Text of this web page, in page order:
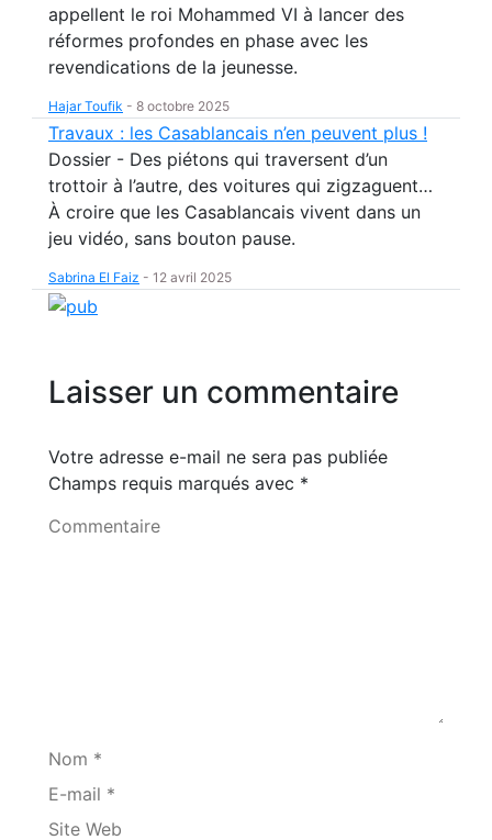
appellent le roi Mohammed VI à lancer des
réformes profondes en phase avec les
revendications de la jeunesse.
Hajar Toufik - 8 octobre 2025
Travaux : les Casablancais n’en peuvent plus !
Dossier - Des piétons qui traversent d’un
trottoir à l’autre, des voitures qui zigzaguent…
À croire que les Casablancais vivent dans un
jeu vidéo, sans bouton pause.
Sabrina El Faiz - 12 avril 2025
Laisser un commentaire
Votre adresse e-mail ne sera pas publiée
Champs requis marqués avec *
Commentaire
Nom *
E-mail *
Site Web